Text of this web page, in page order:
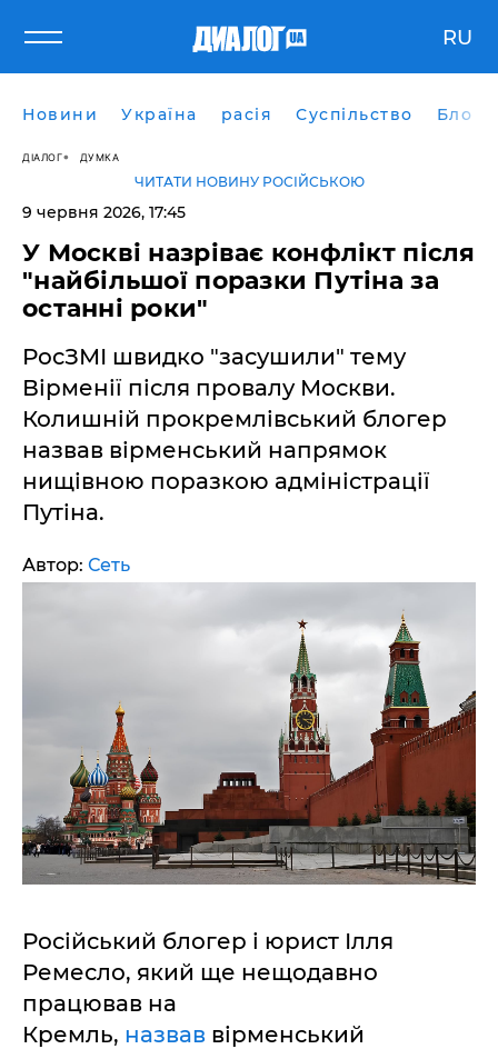
RU
Новини Україна расія Суспільство Блоги
ДІАЛОГ ДУМКА
ЧИТАТИ НОВИНУ РОСІЙСЬКОЮ
9 червня 2026, 17:45
​У Москві назріває конфлікт після
"найбільшої поразки Путіна за
останні роки"
РосЗМІ швидко "засушили" тему
Вірменії після провалу Москви.
Колишній прокремлівський блогер
назвав вірменський напрямок
нищівною поразкою адміністрації
Путіна.
Автор: Сеть
Російський блогер і юрист Ілля
Ремесло, який ще нещодавно
працював на
Кремль, назвав вірменський